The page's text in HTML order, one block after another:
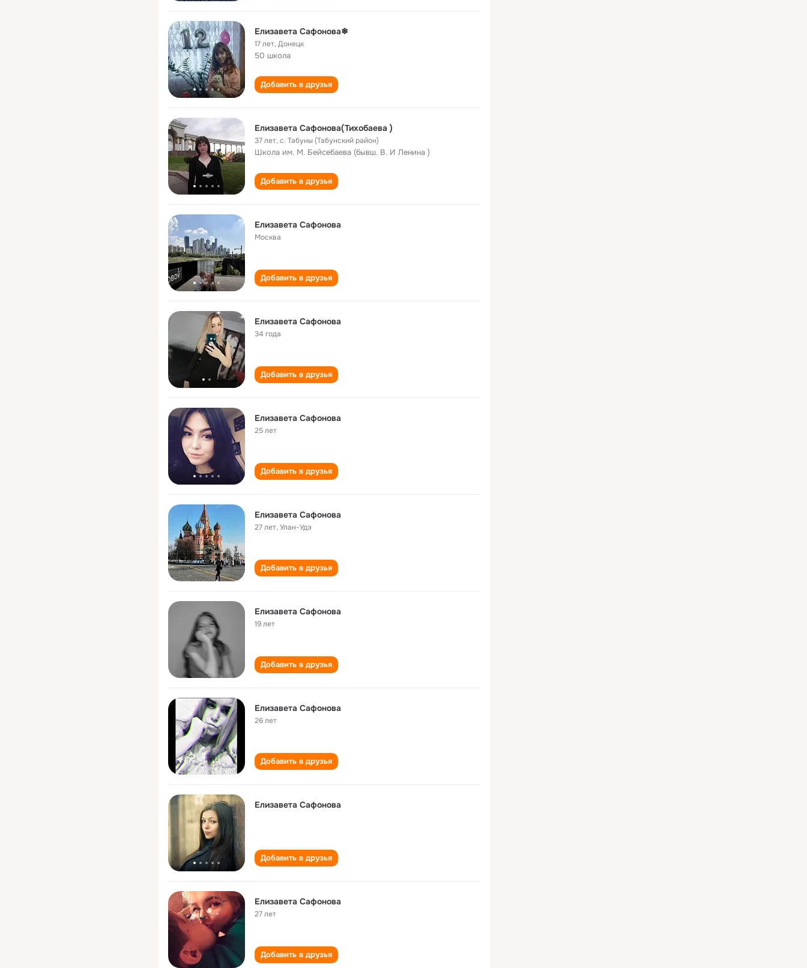
Елизавета Сафонова❄
17 лет,Донецк
50 школа
Добавить в друзья
Елизавета Сафонова(Тихобаева )
37 лет,с. Табуны (Табунский район)
Школа им. М. Бейсебаева (бывш. В. И Ленина )
Добавить в друзья
Елизавета Сафонова
Москва
Добавить в друзья
Елизавета Сафонова
34 года
Добавить в друзья
Елизавета Сафонова
25 лет
Добавить в друзья
Елизавета Сафонова
27 лет,Улан-Удэ
Добавить в друзья
Елизавета Сафонова
19 лет
Добавить в друзья
Елизавета Сафонова
26 лет
Добавить в друзья
Елизавета Сафонова
Добавить в друзья
Елизавета Сафонова
27 лет
Добавить в друзья